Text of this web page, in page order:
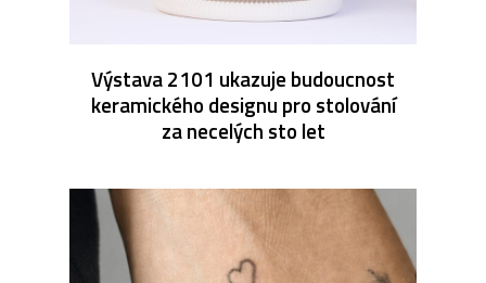
Výstava 2101 ukazuje budoucnost
keramického designu pro stolování
za necelých sto let